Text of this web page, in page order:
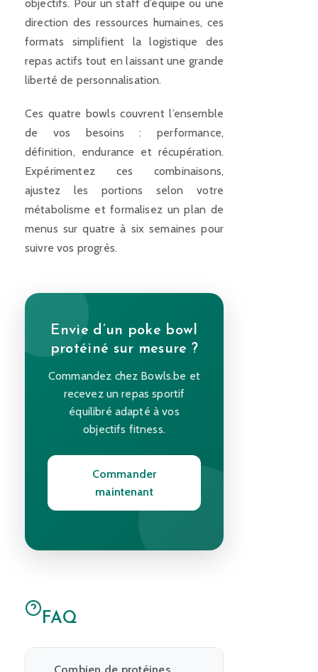
objectifs. Pour un staff d’équipe ou une
direction des ressources humaines, ces
formats simplifient la logistique des
repas actifs tout en laissant une grande
liberté de personnalisation.
Ces quatre bowls couvrent l’ensemble
de vos besoins : performance,
définition, endurance et récupération.
Expérimentez ces combinaisons,
ajustez les portions selon votre
métabolisme et formalisez un plan de
menus sur quatre à six semaines pour
suivre vos progrès.
Envie d’un poke bowl
protéiné sur mesure ?
Commandez chez Bowls.be et
recevez un repas sportif
équilibré adapté à vos
objectifs fitness.
Commander
maintenant
FAQ